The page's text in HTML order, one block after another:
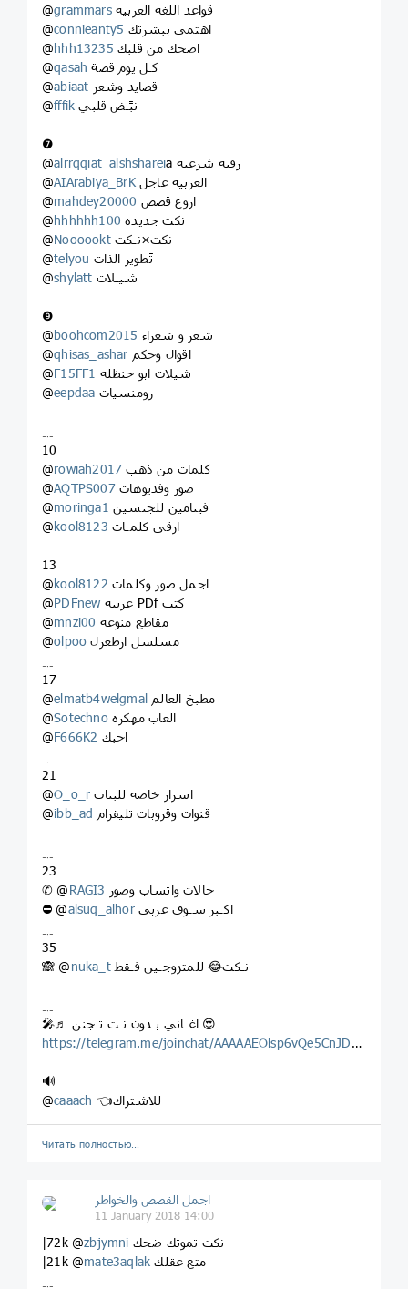
@grammars قواعد اللغه العربيه
@connieanty5 اهتمي ببشرتك
@hhh13235 اضحك من قلبك
@qasah كـل يوم قصة
@abiaat قصايد وشعر
@fffik نبًـض قلبي
❼
@alrrqqiat_alshsharei
a رقيه شرعيه
@AIArabiya_BrK العربيه عاجل
@mahdey20000 اروع قصص
@hhhhhh100 نكت جديده
@Noooookt نكت×نـكت
@telyou تَطوير الذات
@shylatt شيـلات
❾
@boohcom2015 شعر و شعراء
@qhisas_ashar اقوال وحكم
@F15FF1 شيلات ابو حنظله
@eepdaa رومنسيات
10
@rowiah2017 كلمات من ذهب
@AQTPS007 صور وفديوهات
@moringa1 فيتامين للجنسين
@kool8123 ارقى كلمـات
13
@kool8122 اجمل صور وكلمات
@PDFnew
عربيه PDf كتب
@mnzi00 مقاطع منوعه
@olpoo مسلسل ارطغرل
17
@elmatb4welgmal مطبخ العالم
@Sotechno العاب مهكره
@F666K2 احبك
21
@O_o_r اسرار خاصه للبنات
@ibb_ad قنوات وقروبات تليقرام
23
✆ @RAGI3 حالات واتساب وصور
⛔️‍ @alsuq_alhor اكـبر سـوق عربي
35
🙈 @nuka_t نـكت😂 للمتزوجـين فـقط
🎤♬ اغـاني بـدون نـت تـجنن 😍
https://telegram.me/joinchat/AAAAAEOlsp6vQe5CnJDN6A
🔊
@caaach 👈للاشتراك
Читать полностью…
اجمل القصص والخواطر
11 January 2018 14:00
|72k @zbjymni نكت تموتك ضحك
|21k @mate3aqlak متع عقلك